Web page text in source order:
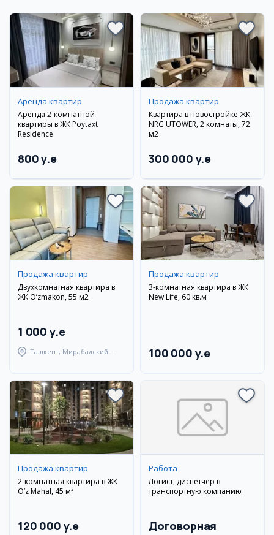
Аренда квартир
Аренда 2-комнатной
квартиры в ЖК Poytaxt
Residence
800 y.e
Продажа квартир
Квартира в новостройке ЖК
NRG UTOWER, 2 комнаты, 72
м2
300 000 y.e
Продажа квартир
Двухкомнатная квартира в
ЖК O’zmakon, 55 м2
1 000 y.e
Ташкент, Мирабадский
Продажа квартир
3-комнатная квартира в ЖК
New Life, 60 кв.м
100 000 y.e
Продажа квартир
2-комнатная квартира в ЖК
O’z Mahal, 45 м²
120 000 y.e
Работа
Логист, диспетчер в
транспортную компанию
Договорная